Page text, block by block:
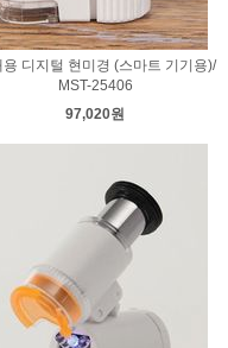
용 디지털 현미경 (스마트 기기용)/
MST-25406
97,020원